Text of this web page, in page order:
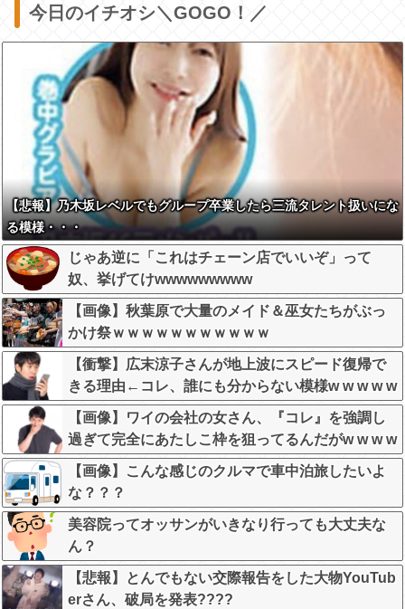
今日のイチオシ＼GOGO！／
【悲報】乃木坂レベルでもグループ卒業したら三流タレント扱いにな
る模様・・・
じゃあ逆に「これはチェーン店でいいぞ」って
奴、挙げてけwwwwwwwww
【画像】秋葉原で大量のメイド＆巫女たちがぶっ
かけ祭ｗｗｗｗｗｗｗｗｗｗｗ
【衝撃】広末涼子さんが地上波にスピード復帰で
きる理由←コレ、誰にも分からない模様w w w w w
w w w
【画像】ワイの会社の女さん、『コレ』を強調し
過ぎて完全にあたしこ枠を狙ってるんだがw w w w
w w w w w w w w
【画像】こんな感じのクルマで車中泊旅したいよ
な？？？
美容院ってオッサンがいきなり行っても大丈夫な
ん？
【悲報】とんでもない交際報告をした大物YouTub
erさん、破局を発表????